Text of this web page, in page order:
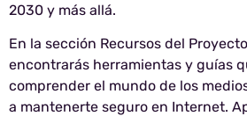
2030 y más allá.
En la sección Recursos del
encontrarás herramientas y guías
comprender el mundo de los
a mantenerte seguro en Internet.